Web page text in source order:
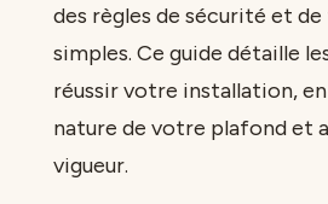
des règles de sécurité et
simples. Ce guide détaille
réussir votre installation, en
nature de votre plafond et
vigueur.